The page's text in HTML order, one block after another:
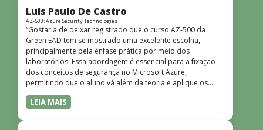
Luis Paulo De Castro
AZ-500: Azure Security Technologies
“Gostaria de deixar registrado que o curso AZ-500 da
Green EAD tem se mostrado uma excelente escolha,
principalmente pela ênfase prática por meio dos
laboratórios. Essa abordagem é essencial para a fixação
dos conceitos de segurança no Microsoft Azure,
permitindo que o aluno vá além da teoria e aplique os
conhecimentos em cenários reais e simulados. Outro
ponto muito positivo é a didática do curso. O conteúdo é
LEIA MAIS